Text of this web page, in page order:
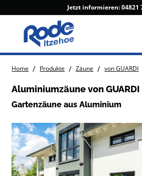
Jetzt informieren:04821
Home / Produkte / Zäune / von GUARDI
Aluminiumzäune von GUARDI
Gartenzäune aus Aluminium